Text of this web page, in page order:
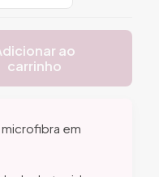
através
R$
ao
carrinho
em